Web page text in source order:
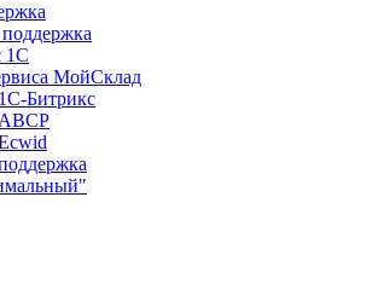
1С
МойСклад
Битрикс